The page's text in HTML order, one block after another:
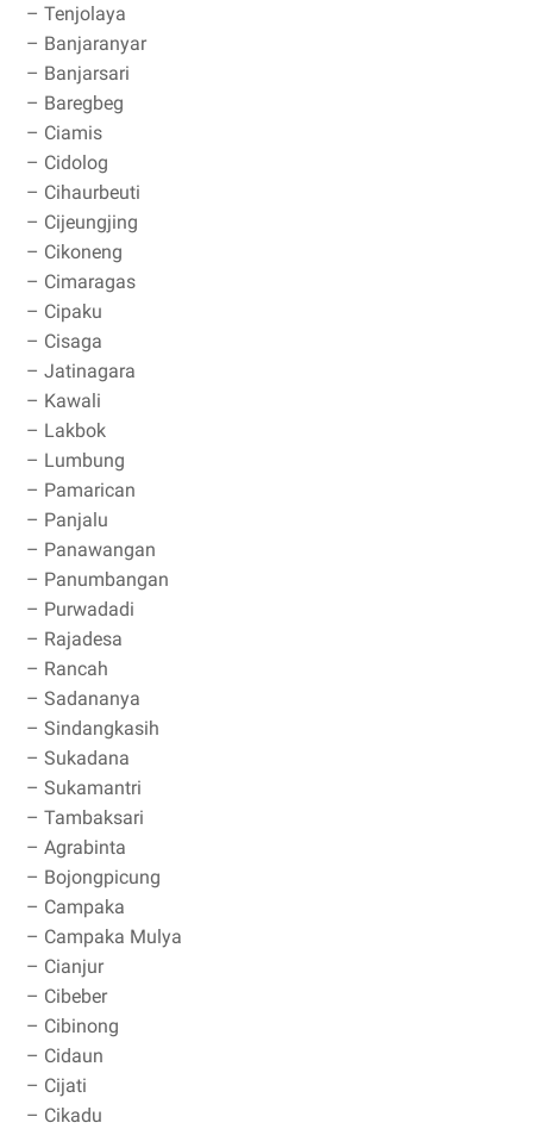
– Tenjolaya
– Banjaranyar
– Banjarsari
– Baregbeg
– Ciamis
– Cidolog
– Cihaurbeuti
– Cijeungjing
– Cikoneng
– Cimaragas
– Cipaku
– Cisaga
– Jatinagara
– Kawali
– Lakbok
– Lumbung
– Pamarican
– Panjalu
– Panawangan
– Panumbangan
– Purwadadi
– Rajadesa
– Rancah
– Sadananya
– Sindangkasih
– Sukadana
– Sukamantri
– Tambaksari
– Agrabinta
– Bojongpicung
– Campaka
– Campaka Mulya
– Cianjur
– Cibeber
– Cibinong
– Cidaun
– Cijati
– Cikadu